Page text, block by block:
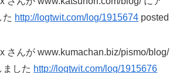
た http://logtwit.com/log/1915674 posted
さんが www.kumachan.biz/pismo/blog/
ました http://logtwit.com/log/1915676